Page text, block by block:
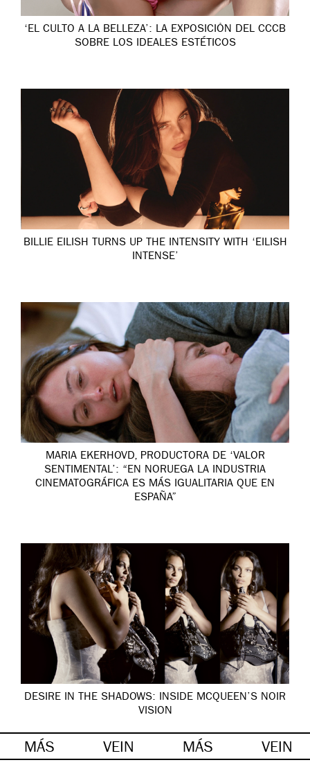
‘EL CULTO A LA BELLEZA’: LA EXPOSICIÓN DEL CCCB
SOBRE LOS IDEALES ESTÉTICOS
BILLIE EILISH TURNS UP THE INTENSITY WITH ‘EILISH
INTENSE’
MARIA EKERHOVD, PRODUCTORA DE ‘VALOR
SENTIMENTAL’: “EN NORUEGA LA INDUSTRIA
CINEMATOGRÁFICA ES MÁS IGUALITARIA QUE EN
ESPAÑA”
DESIRE IN THE SHADOWS: INSIDE MCQUEEN’S NOIR
VISION
MÁS VEIN MÁS VEIN